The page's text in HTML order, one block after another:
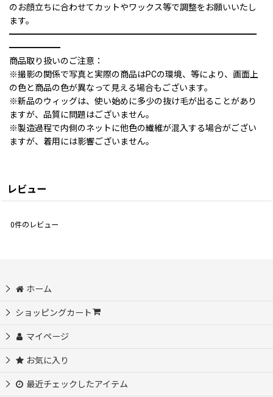
のお顔立ちに合わせてカットやワックス等で調整をお願いいたし
ます。
━━━━━━━━━━━━━━━━━━━━━━━━━━━━━
━━━━━━
商品取り扱いのご注意：
※撮影の関係で写真と実際の商品はPCの環境、等により、画面上
の色と商品の色が異なって見える場合もございます。
※新品のウィッグは、使い始めに多少の抜け毛が出ることがあり
ますが、品質に問題はございません。
※製造過程で内側のネットに他色の繊維が混入する場合がござい
ますが、着用には影響ございません。
レビュー
0件のレビュー
ホーム
ショッピングカート
マイページ
お気に入り
最近チェックしたアイテム